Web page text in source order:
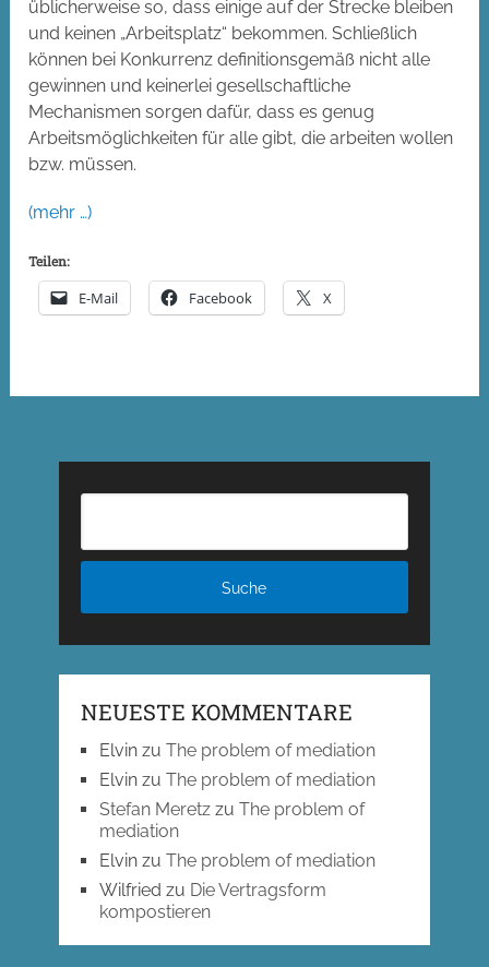
üblicherweise so, dass einige auf der Strecke bleiben
und keinen „Arbeitsplatz“ bekommen. Schließlich
können bei Konkurrenz definitionsgemäß nicht alle
gewinnen und keinerlei gesellschaftliche
Mechanismen sorgen dafür, dass es genug
Arbeitsmöglichkeiten für alle gibt, die arbeiten wollen
bzw. müssen.
(mehr …)
Teilen:
E-Mail Facebook X
NEUESTE KOMMENTARE
Elvinzu The problem of mediation
Elvinzu The problem of mediation
Stefan Meretzzu The problem of
mediation
Elvinzu The problem of mediation
Wilfried zu Die Vertragsform
kompostieren